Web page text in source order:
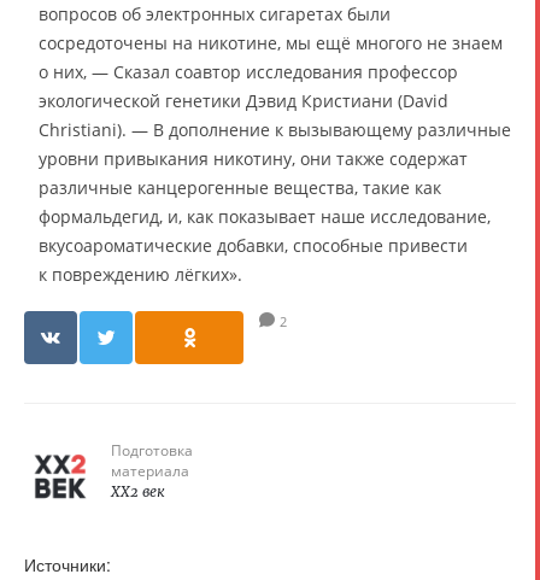
вопросов об электронных сигаретах были
сосредоточены на никотине, мы ещё многого не знаем
о них, — Сказал соавтор исследования профессор
экологической генетики Дэвид Кристиани (David
Christiani). — В дополнение к вызывающему различные
уровни привыкания никотину, они также содержат
различные канцерогенные вещества, такие как
формальдегид, и, как показывает наше исследование,
вкусоароматические добавки, способные привести
к повреждению лёгких».
2
Подготовка
материала
XX2 век
Источники: